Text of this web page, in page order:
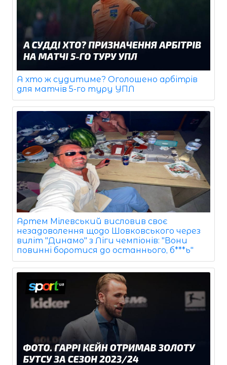
А хто ж судитиме? Оголошено арбітрів
для матчів 5-го туру УПЛ
Артем Мілевський висловив своє
незадоволення щодо Шовковського через
виліт "Динамо" з Ліги чемпіонів: "Вони
повинні боротися до останнього, б***ь"